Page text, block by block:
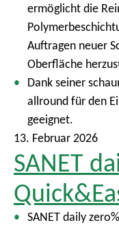
ermöglicht die
Auftragen neuer
Oberfläche
Dank seiner
allround für den
geeignet.
13. Februar 2026
SANET
SANET daily